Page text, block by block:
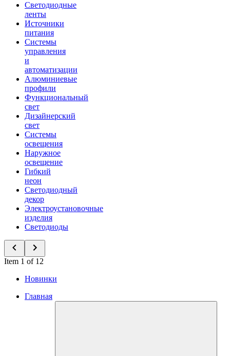
Светодиодные
ленты
Источники
питания
Системы
управления
и
автоматизации
Алюминиевые
профили
Функциональный
свет
Дизайнерский
свет
Системы
освещения
Наружное
освещение
Гибкий
неон
Светодиодный
декор
Электроустановочные
изделия
Светодиоды
Item 1 of 12
Новинки
Главная